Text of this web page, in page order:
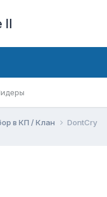
II
в КП / Клан DontCry